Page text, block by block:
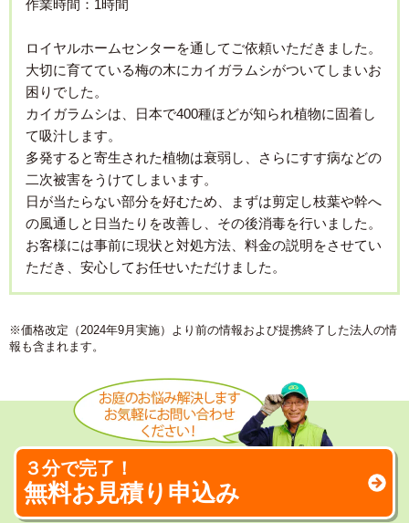
作業時間：1時間
ロイヤルホームセンターを通してご依頼いただきました。
大切に育てている梅の木にカイガラムシがついてしまいお
困りでした。
カイガラムシは、日本で400種ほどが知られ植物に固着し
て吸汁します。
多発すると寄生された植物は衰弱し、さらにすす病などの
二次被害をうけてしまいます。
日が当たらない部分を好むため、まずは剪定し枝葉や幹へ
の風通しと日当たりを改善し、その後消毒を行いました。
お客様には事前に現状と対処方法、料金の説明をさせてい
ただき、安心してお任せいただけました。
※価格改定（2024年9月実施）より前の情報および提携終了した法人の情
報も含まれます。
３分で完了！
無料お見積り申込み